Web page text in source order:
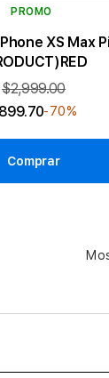
PROMO
XS Max
$2,999.00
-70%
Comprar